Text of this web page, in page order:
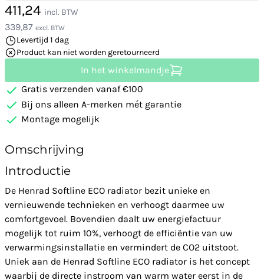
411,24 incl. BTW
339,87 excl. BTW
Levertijd 1 dag
Product kan niet worden geretourneerd
In het winkelmandje
Gratis verzenden vanaf €100
Bij ons alleen A-merken mét garantie
Montage mogelijk
Omschrijving
Introductie
De Henrad Softline ECO radiator bezit unieke en
vernieuwende technieken en verhoogt daarmee uw
comfortgevoel. Bovendien daalt uw energiefactuur
mogelijk tot ruim 10%, verhoogt de efficiëntie van uw
verwarmingsinstallatie en vermindert de CO2 uitstoot.
Uniek aan de Henrad Softline ECO radiator is het concept
waarbij de directe instroom van warm water eerst in de